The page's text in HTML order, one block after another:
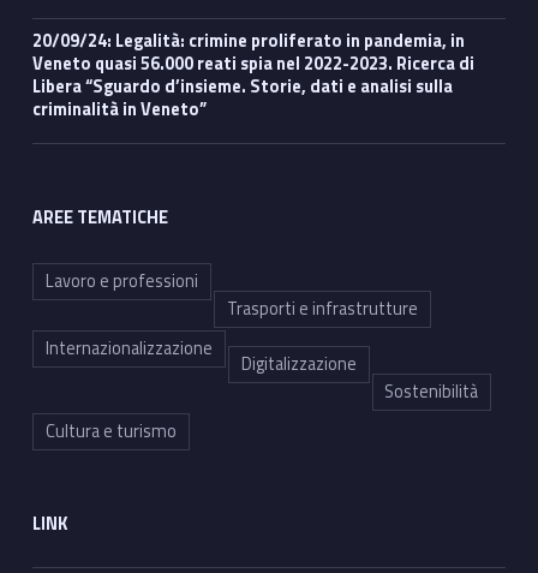
20/09/24: Legalità: crimine proliferato in pandemia, in
Veneto quasi 56.000 reati spia nel 2022-2023. Ricerca di
Libera “Sguardo d’insieme. Storie, dati e analisi sulla
criminalità in Veneto”
AREE TEMATICHE
Lavoro e professioni
Trasporti e infrastrutture
Internazionalizzazione
Digitalizzazione
Sostenibilità
Cultura e turismo
LINK